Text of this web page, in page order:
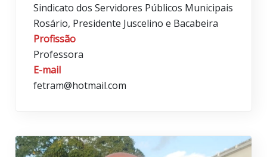
Sindicato dos Servidores Públicos Municipais
Rosário, Presidente Juscelino e Bacabeira
Profissão
Professora
E-mail
fetram@hotmail.com